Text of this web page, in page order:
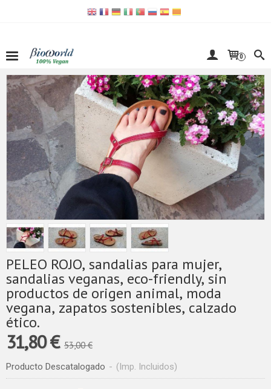
0
PELEO ROJO, sandalias para mujer,
sandalias veganas, eco-friendly, sin
productos de origen animal, moda
vegana, zapatos sostenibles, calzado
ético.
31,80 € 53,00 €
Producto Descatalogado - (Imp. Incluidos)